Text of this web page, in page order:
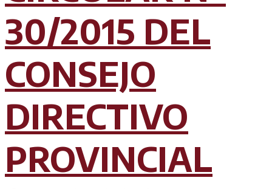
30/2015 DEL
CONSEJO
DIRECTIVO
PROVINCIAL